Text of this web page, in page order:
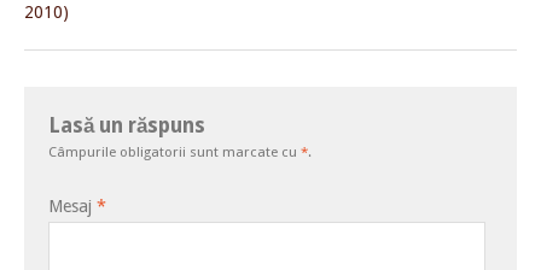
2010)
Lasă un răspuns
Câmpurile obligatorii sunt marcate cu *.
Mesaj *